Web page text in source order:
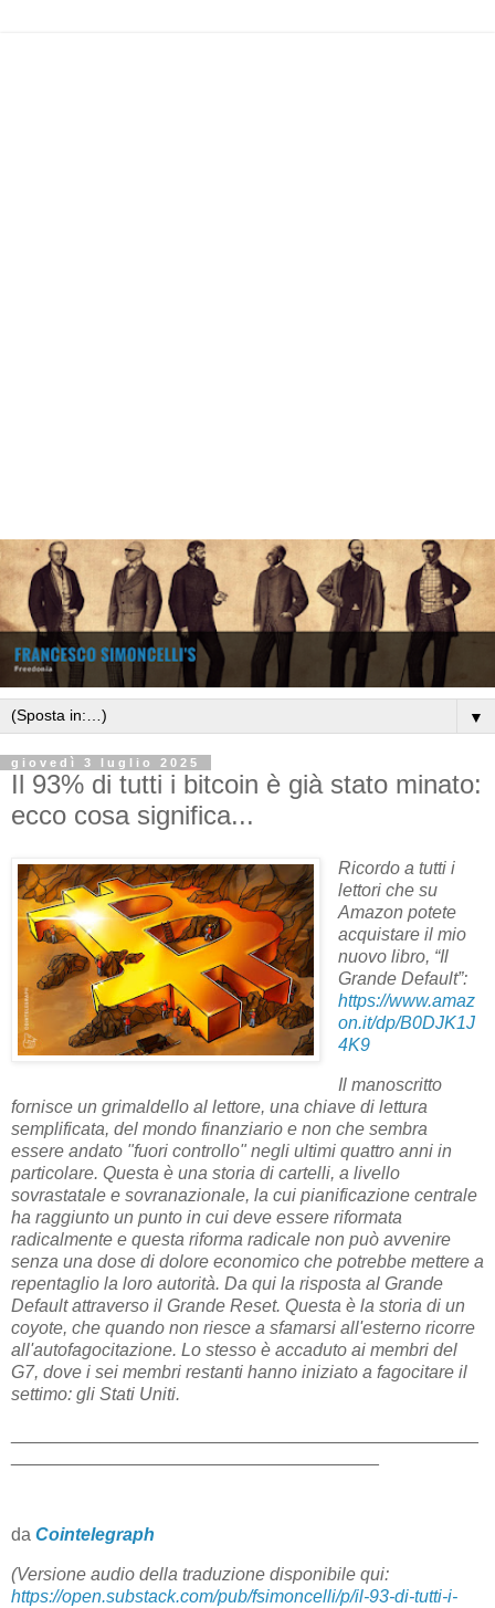
▼
giovedì 3 luglio 2025
Il 93% di tutti i bitcoin è già stato minato:
ecco cosa significa...
Ricordo a tutti i
lettori che su
Amazon potete
acquistare il mio
nuovo libro, “Il
Grande Default”:
https://www.amaz
on.it/dp/B0DJK1J
4K9
Il manoscritto
fornisce un grimaldello al lettore, una chiave di lettura
semplificata, del mondo finanziario e non che sembra
essere andato "fuori controllo" negli ultimi quattro anni in
particolare. Questa è una storia di cartelli, a livello
sovrastatale e sovranazionale, la cui pianificazione centrale
ha raggiunto un punto in cui deve essere riformata
radicalmente e questa riforma radicale non può avvenire
senza una dose di dolore economico che potrebbe mettere a
repentaglio la loro autorità. Da qui la risposta al Grande
Default attraverso il Grande Reset. Questa è la storia di un
coyote, che quando non riesce a sfamarsi all'esterno ricorre
all'autofagocitazione. Lo stesso è accaduto ai membri del
G7, dove i sei membri restanti hanno iniziato a fagocitare il
settimo: gli Stati Uniti.
da Cointelegraph
(Versione audio della traduzione disponibile qui:
https://open.substack.com/pub/fsimoncelli/p/il-93-di-tutti-i-